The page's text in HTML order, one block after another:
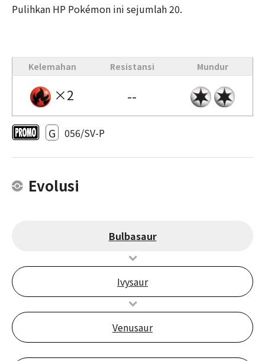
Pulihkan HP Pokémon ini sejumlah 20.
Kelemahan Resistansi Mundur
×2 --
G 056/SV-P
Evolusi
Bulbasaur
Ivysaur
Venusaur